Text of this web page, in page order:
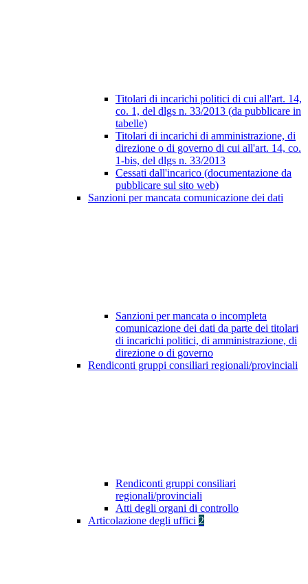
Titolari di incarichi politici di cui all'art. 14,
co. 1, del dlgs n. 33/2013 (da pubblicare in
tabelle)
Titolari di incarichi di amministrazione, di
direzione o di governo di cui all'art. 14, co.
1-bis, del dlgs n. 33/2013
Cessati dall'incarico (documentazione da
pubblicare sul sito web)
Sanzioni per mancata comunicazione dei dati
Sanzioni per mancata o incompleta
comunicazione dei dati da parte dei titolari
di incarichi politici, di amministrazione, di
direzione o di governo
Rendiconti gruppi consiliari regionali/provinciali
Rendiconti gruppi consiliari
regionali/provinciali
Atti degli organi di controllo
Articolazione degli uffici 2